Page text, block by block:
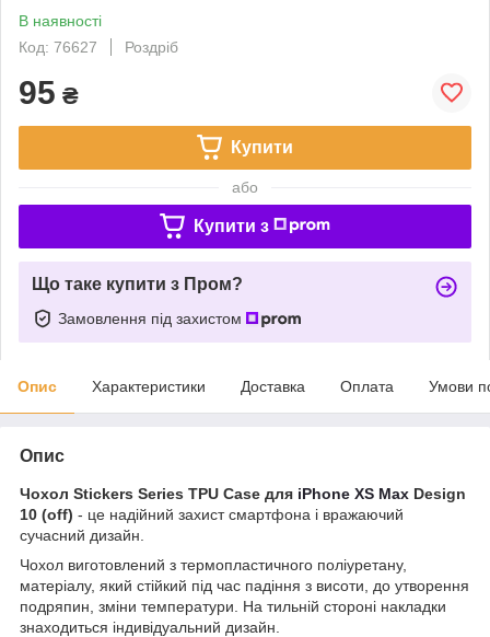
В наявності
Код: 76627
Роздріб
95 ₴
Купити
або
Купити з
Що таке купити з Пром?
Замовлення під захистом
Опис Характеристики Доставка Оплата Умови
Опис
Чохол Stickers Series TPU Case для iPhone XS Max Design
10 (off) - це надійний захист смартфона і вражаючий
сучасний дизайн.
Чохол виготовлений з термопластичного поліуретану,
матеріалу, який стійкий під час падіння з висоти, до утворення
подряпин, зміни температури. На тильній стороні накладки
знаходиться індивідуальний дизайн.